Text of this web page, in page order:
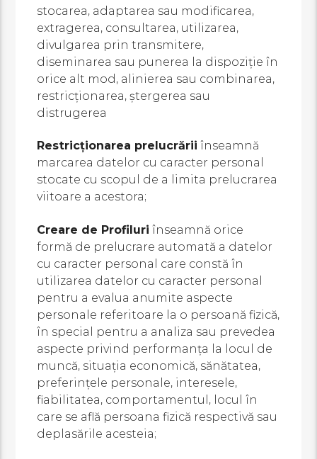
stocarea, adaptarea sau modificarea,
extragerea, consultarea, utilizarea,
divulgarea prin transmitere,
diseminarea sau punerea la dispoziţie în
orice alt mod, alinierea sau combinarea,
restricţionarea, ştergerea sau
distrugerea
Restricţionarea prelucrării înseamnă
marcarea datelor cu caracter personal
stocate cu scopul de a limita prelucrarea
viitoare a acestora;
Creare de Profiluri înseamnă orice
formă de prelucrare automată a datelor
cu caracter personal care constă în
utilizarea datelor cu caracter personal
pentru a evalua anumite aspecte
personale referitoare la o persoană fizică,
în special pentru a analiza sau prevedea
aspecte privind performanţa la locul de
muncă, situaţia economică, sănătatea,
preferinţele personale, interesele,
fiabilitatea, comportamentul, locul în
care se află persoana fizică respectivă sau
deplasările acesteia;